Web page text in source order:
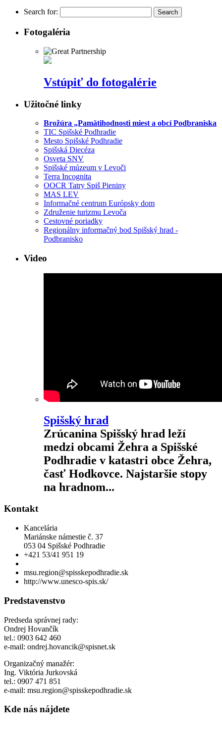
Search for:
Fotogaléria
Vstúpiť do fotogalérie
Užitočné linky
Brožúra „Pamätihodnosti miest a obcí Podbraniska
TIC Spišské Podhradie
Mesto Spišské Podhradie
Spišská Diecéza
Osveta SNV
Spišské múzeum v Levoči
Terra Incognita
OOCR Tatry Spiš Pieniny
MAS LEV
Informačné centrum Európsky dom
Združenie turizmu Levoča
Cestovné poriadky
Regionálny informačný bod Spišský hrad -
Podbranisko
Video
Spišský hrad
Zrúcanina Spišský hrad leží
medzi obcami Žehra a Spišské
Podhradie v katastri obce Žehra,
časť Hodkovce. Najstaršie stopy
na hradnom...
Kontakt
Kancelária
Mariánske námestie č. 37
053 04 Spišské Podhradie
+421 53/41 951 19
msu.region@spisskepodhradie.sk
http://www.unesco-spis.sk/
Predstavenstvo
Predseda správnej rady:
Ondrej Hovančík
tel.: 0903 642 460
e-mail: ondrej.hovancik@spisnet.sk
Organizačný manažér:
Ing. Viktória Jurkovská
tel.: 0907 471 851
e-mail: msu.region@spisskepodhradie.sk
Kde nás nájdete